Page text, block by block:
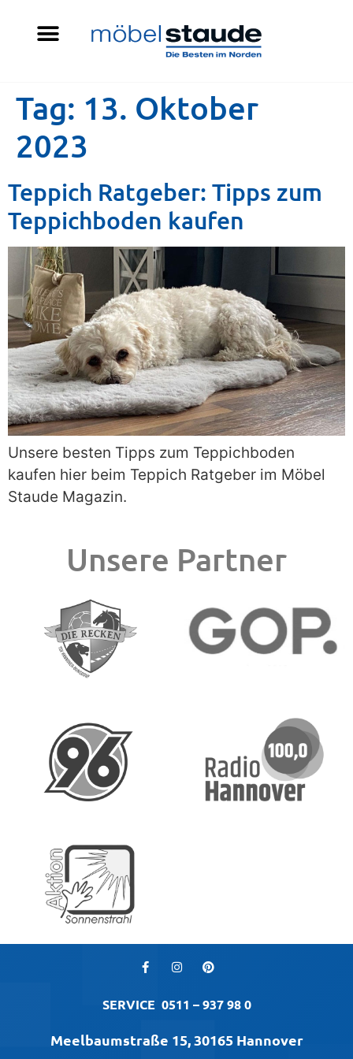
Tag: 13. Oktober
2023
Teppich Ratgeber: Tipps zum
Teppichboden kaufen
Unsere besten Tipps zum Teppichboden
kaufen hier beim Teppich Ratgeber im Möbel
Staude Magazin.
Unsere Partner
SERVICE 0511 – 937 98 0
Meelbaumstraße 15, 30165 Hannover